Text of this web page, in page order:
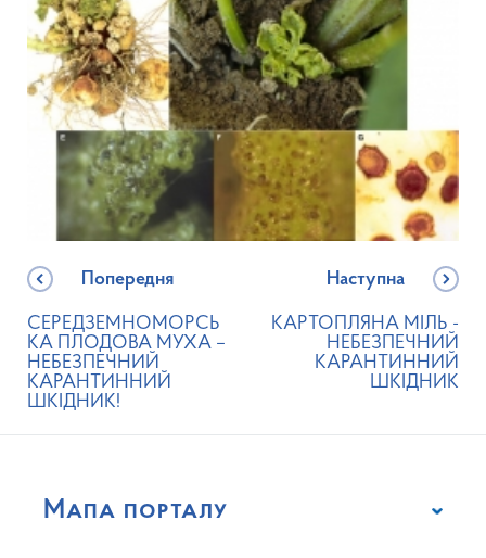
Попередня
СЕРЕДЗЕМНОМОРСЬ
КА ПЛОДОВА МУХА –
НЕБЕЗПЕЧНИЙ
КАРАНТИННИЙ
ШКІДНИК!
Наступна
КАРТОПЛЯНА МІЛЬ -
НЕБЕЗПЕЧНИЙ
КАРАНТИННИЙ
ШКІДНИК
Мапа порталу